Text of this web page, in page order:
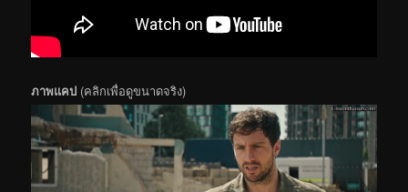
ภาพแคป (คลิกเพื่อดูขนาดจริง)